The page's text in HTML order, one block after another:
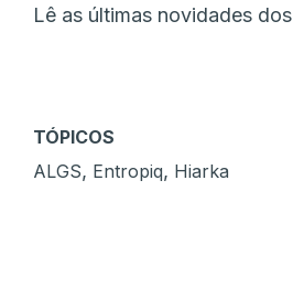
Lê as últimas novidades dos
TÓPICOS
ALGS, Entropiq, Hiarka